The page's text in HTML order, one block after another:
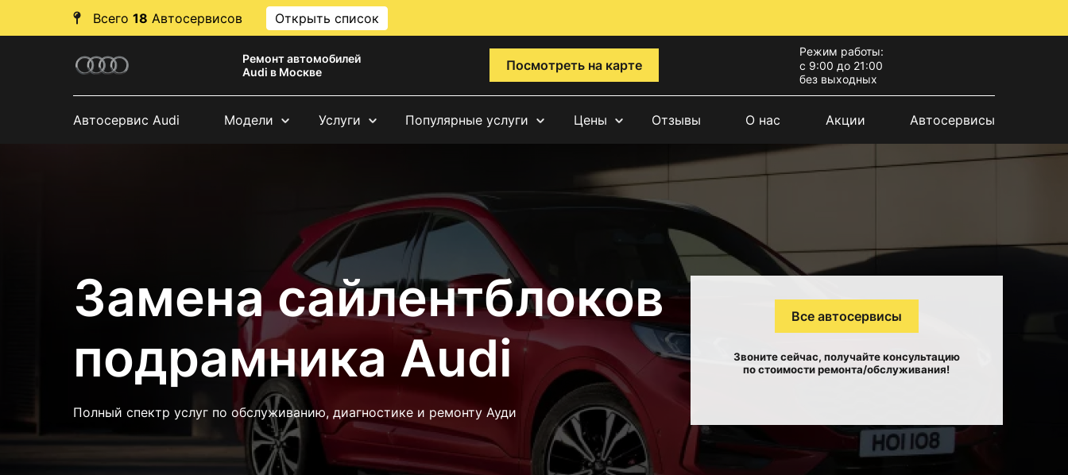
Всего 18 Автосервисов Открыть список
Ремонт автомобилей
Audi в Москве
Посмотреть на карте
Режим работы:
с 9:00 до 21:00
без выходных
Автосервис Audi Модели Услуги Популярные услуги Цены Отзывы О нас Акции Автосервисы
Замена сайлентблоков
подрамника Audi
Полный спектр услуг по обслуживанию, диагностике и ремонту Ауди
Все автосервисы
Звоните сейчас, получайте консультацию
по стоимости ремонта/обслуживания!